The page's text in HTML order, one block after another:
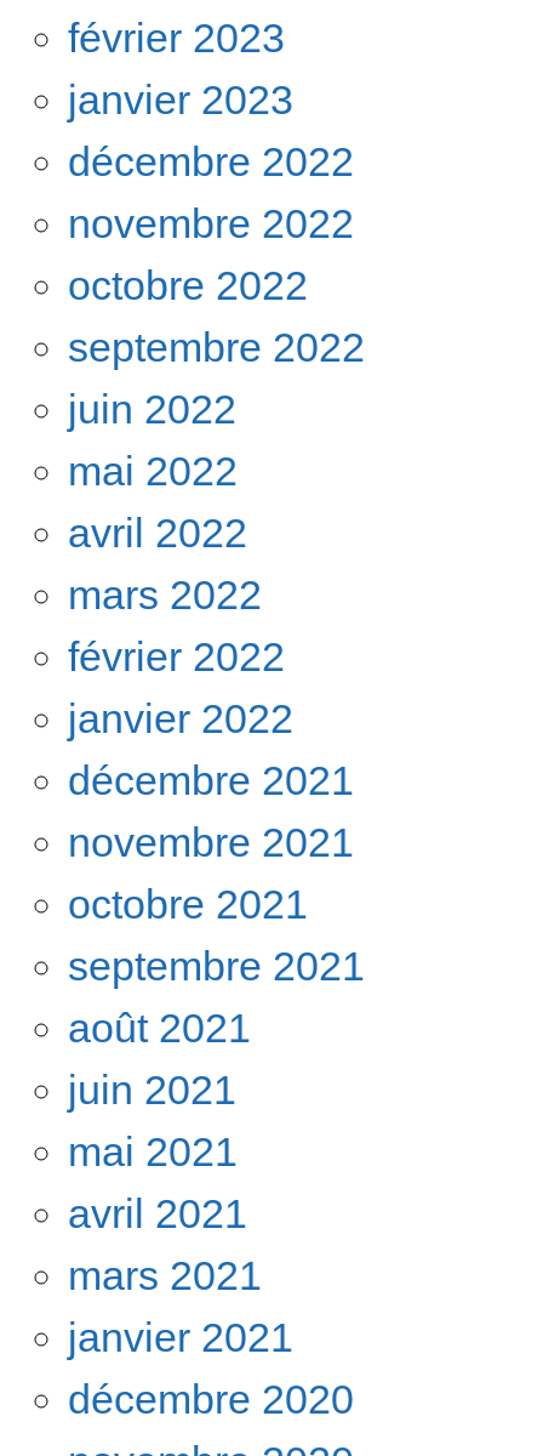
février 2023
janvier 2023
décembre 2022
novembre 2022
octobre 2022
septembre 2022
juin 2022
mai 2022
avril 2022
mars 2022
février 2022
janvier 2022
décembre 2021
novembre 2021
octobre 2021
septembre 2021
août 2021
juin 2021
mai 2021
avril 2021
mars 2021
janvier 2021
décembre 2020